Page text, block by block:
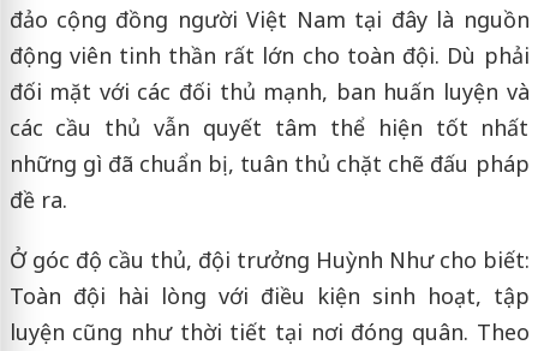
đảo cộng đồng người Việt Nam tại đây là nguồn
động viên tinh thần rất lớn cho toàn đội. Dù phải
đối mặt với các đối thủ mạnh, ban huấn luyện và
các cầu thủ vẫn quyết tâm thể hiện tốt nhất
những gì đã chuẩn bị, tuân thủ chặt chẽ đấu pháp
đề ra.
Ở góc độ cầu thủ, đội trưởng Huỳnh Như cho biết:
Toàn đội hài lòng với điều kiện sinh hoạt, tập
luyện cũng như thời tiết tại nơi đóng quân. Theo